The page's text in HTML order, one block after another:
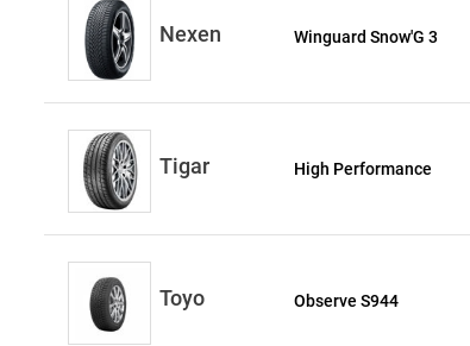
Nexen Winguard Snow'G 3
Tigar High Performance
Toyo Observe S944